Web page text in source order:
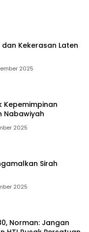
Kekerasan Laten
2025
Kepemimpinan
Nabawiyah
2025
Sirah
2025
Norman: Jangan